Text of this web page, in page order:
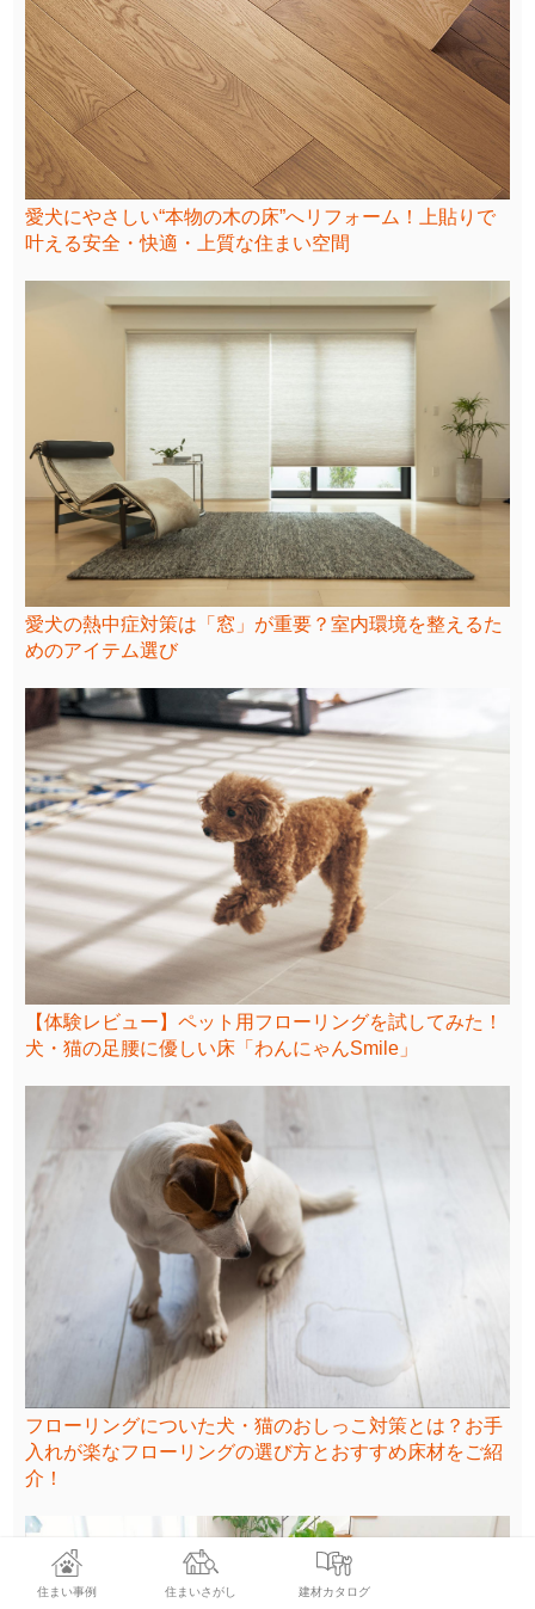
愛犬にやさしい“本物の木の床”へリフォーム！上貼りで
叶える安全・快適・上質な住まい空間
愛犬の熱中症対策は「窓」が重要？室内環境を整えるた
めのアイテム選び
【体験レビュー】ペット用フローリングを試してみた！
犬・猫の足腰に優しい床「わんにゃんSmile」
フローリングについた犬・猫のおしっこ対策とは？お手
入れが楽なフローリングの選び方とおすすめ床材をご紹
介！
住まい事例 住まいさがし 建材カタログ